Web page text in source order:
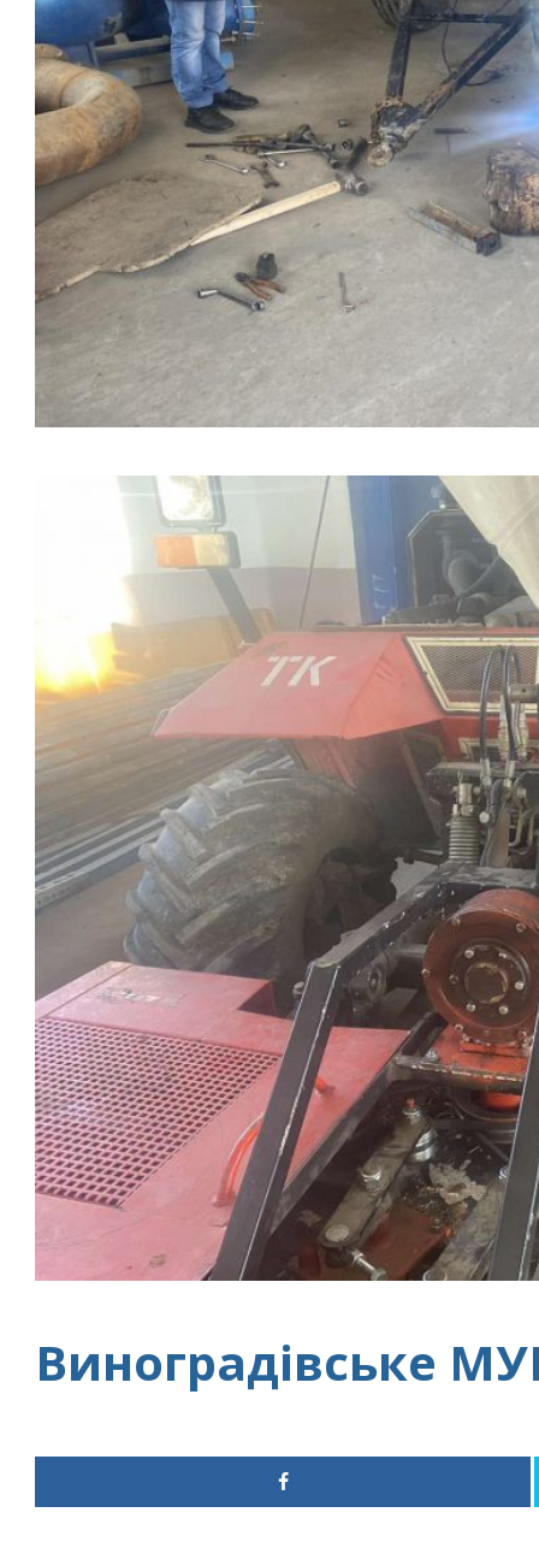
Виноградівське